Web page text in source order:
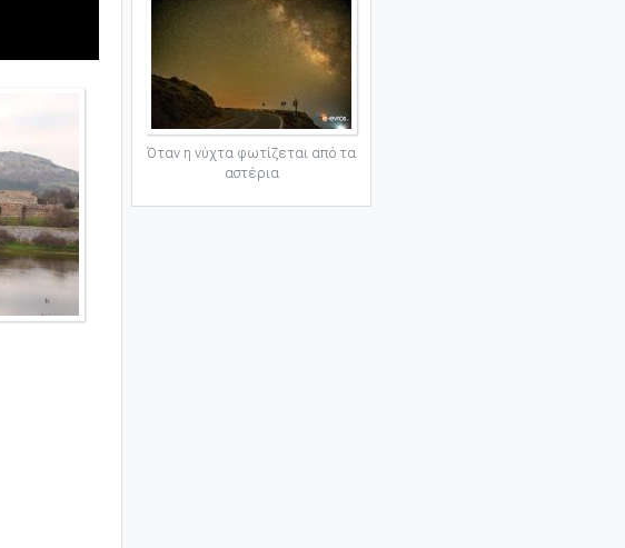
Όταν η νύχτα φωτίζεται από τα
αστέρια